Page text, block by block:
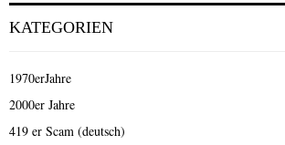
KATEGORIEN
1970erJahre
2000er Jahre
419 er Scam (deutsch)